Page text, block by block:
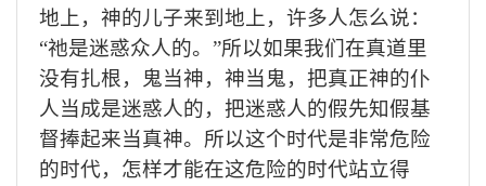
地上，神的儿子来到地上，许多人怎么说：
“祂是迷惑众人的。”所以如果我们在真道里
没有扎根，鬼当神，神当鬼，把真正神的仆
人当成是迷惑人的，把迷惑人的假先知假基
督捧起来当真神。所以这个时代是非常危险
的时代，怎样才能在这危险的时代站立得